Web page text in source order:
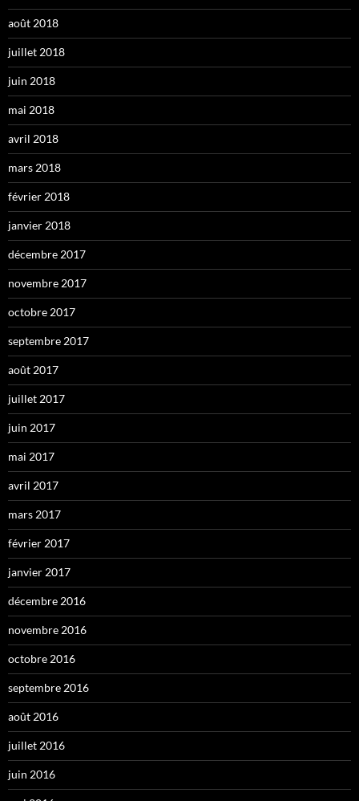
août 2018
juillet 2018
juin 2018
mai 2018
avril 2018
mars 2018
février 2018
janvier 2018
décembre 2017
novembre 2017
octobre 2017
septembre 2017
août 2017
juillet 2017
juin 2017
mai 2017
avril 2017
mars 2017
février 2017
janvier 2017
décembre 2016
novembre 2016
octobre 2016
septembre 2016
août 2016
juillet 2016
juin 2016